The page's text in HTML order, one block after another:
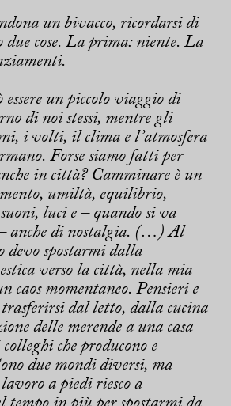
un bivacco, ricordarsi di
due cose. La prima: niente. La
un piccolo viaggio di
di noi stessi, mentre gli
i volti, il clima e l’atmosfera
Forse siamo fatti per
in città? Camminare è un
umiltà, equilibrio,
luci e – quando si va
anche di nostalgia. (…) Al
devo spostarmi dalla
verso la città, nella mia
caos momentaneo. Pensieri e
dal letto, dalla cucina
delle merende a una casa
che producono e
due mondi diversi, ma
a piedi riesco a